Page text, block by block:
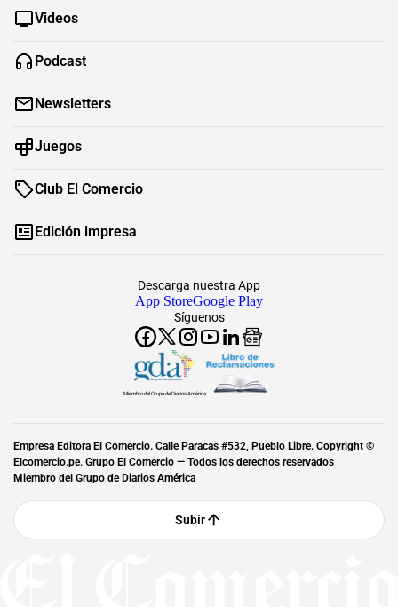
Videos
Podcast
Newsletters
Juegos
Club El Comercio
Edición impresa
Síguenos
Descarga nuestra App
App StoreGoogle Play
Miembro del Grupo de Diarios América
Empresa Editora El Comercio. Calle Paracas #532, Pueblo Libre. Copyright ©
Elcomercio.pe. Grupo El Comercio — Todos los derechos reservados
Miembro del Grupo de Diarios América
Subir